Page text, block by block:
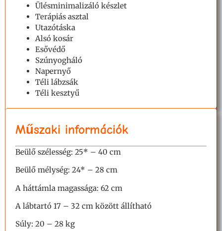
Ülésminimalizáló készlet
Terápiás asztal
Utazótáska
Alsó kosár
Esővédő
Szúnyogháló
Napernyő
Téli lábzsák
Téli kesztyű
Műszaki információk
Beülő szélesség: 25* – 40 cm
Beülő mélység: 24* – 28 cm
A háttámla magassága: 62 cm
A lábtartó 17 – 32 cm között állítható
Súly: 20 – 28 kg